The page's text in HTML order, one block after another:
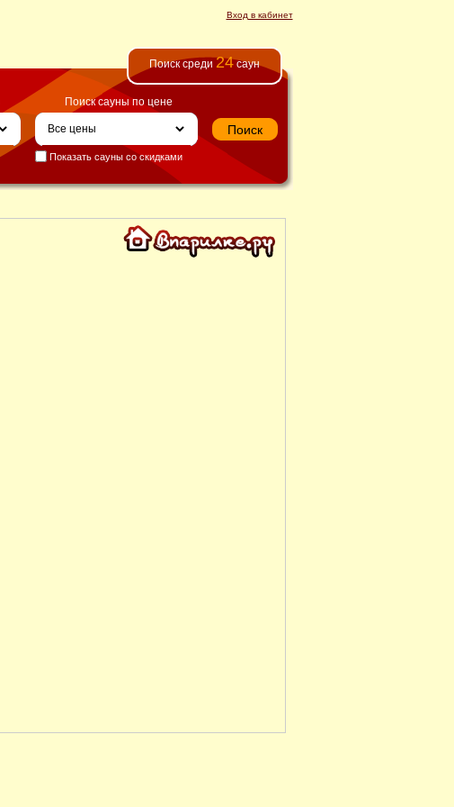
Вход в кабинет
Поиск среди 24саун
Поиск сауны по цене
Показать сауны со скидками